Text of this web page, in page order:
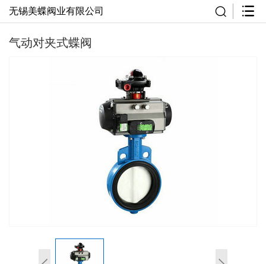
无锡美蝶阀业有限公司
气动对夹式蝶阀